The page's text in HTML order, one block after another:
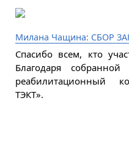
Милана Чащина: СБОР
Спасибо всем, кто
Благодаря
реабилитационный
ТЭКТ».